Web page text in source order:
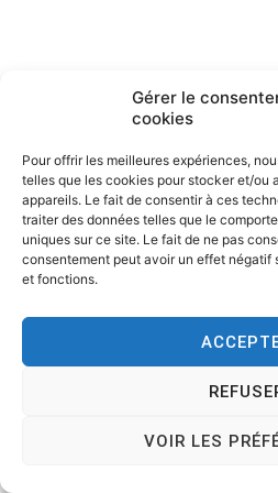
Gérer le
cookies
Pour offrir les meilleures expériences,
telles que les cookies pour stocker et/ou
appareils. Le fait de consentir à ces
traiter des données telles que le
uniques sur ce site. Le fait de ne pas
consentement peut avoir un effet négatif
et fonctions.
VOIR LES
Copyright © 2026Tesson,
direct, dessin humoristique,
Theme:Cenoteby ThemeGrill.